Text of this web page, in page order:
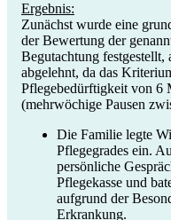
Ergebnis:
Zunächst wurde eine
der Bewertung der
Begutachtung festgestellt,
abgelehnt, da das
Pflegebedürftigkeit von 6
(mehrwöchige Pausen
Die Familie legte
Pflegegrades ein.
persönliche
Pflegekasse und
aufgrund der
Erkrankung.